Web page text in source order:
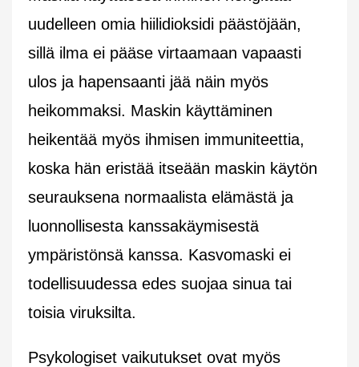
uudelleen omia hiilidioksidi päästöjään,
sillä ilma ei pääse virtaamaan vapaasti
ulos ja hapensaanti jää näin myös
heikommaksi. Maskin käyttäminen
heikentää myös ihmisen immuniteettia,
koska hän eristää itseään maskin käytön
seurauksena normaalista elämästä ja
luonnollisesta kanssakäymisestä
ympäristönsä kanssa. Kasvomaski ei
todellisuudessa edes suojaa sinua tai
toisia viruksilta.
Psykologiset vaikutukset ovat myös